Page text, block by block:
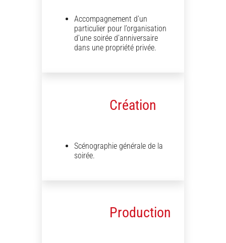
Accompagnement d’un
particulier pour l’organisation
d’une soirée d’anniversaire
dans une propriété privée.
Création
Scénographie générale de la
soirée.
Production